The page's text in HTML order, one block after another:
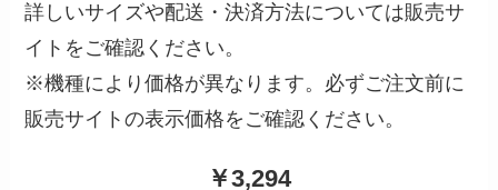
詳しいサイズや配送・決済方法については販売サ
イトをご確認ください。
※機種により価格が異なります。必ずご注文前に
販売サイトの表示価格をご確認ください。
￥3,294